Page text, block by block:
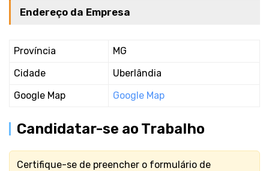
Endereço da Empresa
Província
MG
Cidade
Uberlândia
Google Map
Google Map
Candidatar-se ao Trabalho
Certifique-se de preencher o formulário de